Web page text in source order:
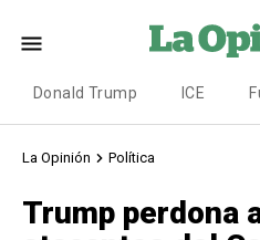
Donald Trump ICE
La Opinión Política
Trump perdona